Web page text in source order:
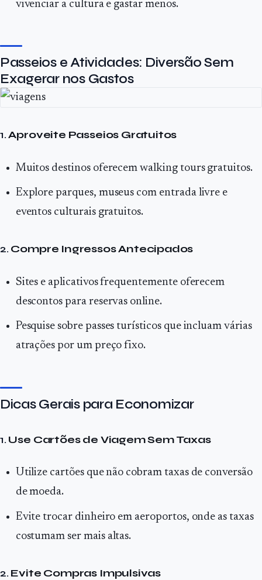
vivenciar a cultura e gastar menos.
Passeios e Atividades: Diversão Sem
Exagerar nos Gastos
1.Aproveite Passeios Gratuitos
Muitos destinos oferecem walking tours gratuitos.
Explore parques, museus com entrada livre e
eventos culturais gratuitos.
2. Compre Ingressos Antecipados
Sites e aplicativos frequentemente oferecem
descontos para reservas online.
Pesquise sobre passes turísticos que incluam várias
atrações por um preço fixo.
Dicas Gerais para Economizar
1. Use Cartões de Viagem Sem Taxas
Utilize cartões que não cobram taxas de conversão
de moeda.
Evite trocar dinheiro em aeroportos, onde as taxas
costumam ser mais altas.
2. Evite Compras Impulsivas